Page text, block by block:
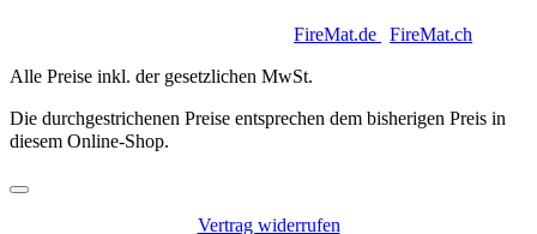
FireMat.de FireMat.ch
Alle Preise inkl. der gesetzlichen MwSt.
Die durchgestrichenen Preise entsprechen dem bisherigen Preis in
diesem Online-Shop.
Vertrag widerrufen